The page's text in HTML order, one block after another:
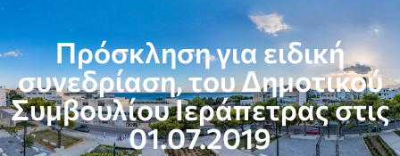
Πρόσκληση για ειδική
συνεδρίαση, του Δημοτικού
Συμβουλίου Ιεράπετρας στις
01.07.2019